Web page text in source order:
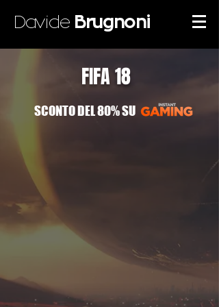
Davide Brugnoni
FIFA 18
SCONTO DEL 80% SU